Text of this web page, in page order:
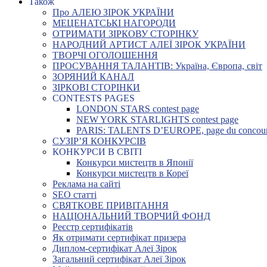
Про АЛЕЮ ЗІРОК УКРАЇНИ
МЕЦЕНАТСЬКІ НАГОРОДИ
ОТРИМАТИ ЗІРКОВУ СТОРІНКУ
НАРОДНИЙ АРТИСТ АЛЕЇ ЗІРОК УКРАЇНИ
ТВОРЧІ ОГОЛОШЕННЯ
ПРОСУВАННЯ ТАЛАНТІВ: Україна, Європа, світ
ЗОРЯНИЙ КАНАЛ
ЗІРКОВІ СТОРІНКИ
CONTESTS PAGES
LONDON STARS contest page
NEW YORK STARLIGHTS contest page
PARIS: TALENTS D’EUROPE, page du
СУЗІР’Я КОНКУРСІВ
КОНКУРСИ В СВІТІ
Конкурси мистецтв в Японії
Конкурси мистецтв в Кореї
Реклама на сайті
SEO статті
СВЯТКОВЕ ПРИВІТАННЯ
НАЦІОНАЛЬНИЙ ТВОРЧИЙ ФОНД
Реєстр сертифікатів
Як отримати сертифікат призера
Диплом-сертифікат Алеї Зірок
Загальний сертифікат Алеї Зірок